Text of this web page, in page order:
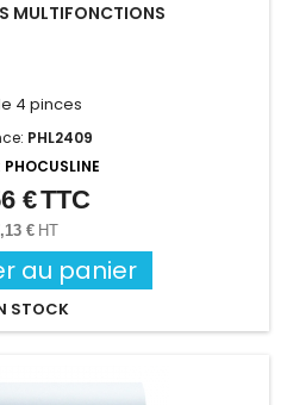
MULTIFONCTIONS
4 pinces
PHL2409
PHOCUSLINE
Prix
€TTC
€ HT
au panier
STOCK